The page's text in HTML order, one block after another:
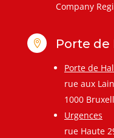
Company
 Porte de
Porte de
rue aux
1000
Urgences
rue Haute